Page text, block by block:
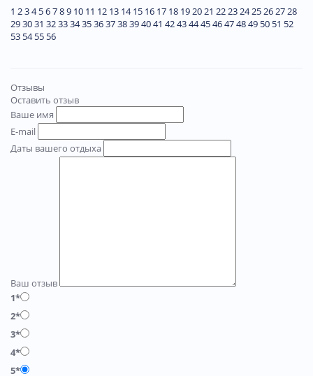
1 234 56789 10 11 12 13 14 15 16 17 18 19 20 21 22 23 24 25 26 27 28
293031 32333435363738394041 4243444546474849 50 51 52
53 54 55 56
Отзывы
Оставить отзыв
Ваше имя
E-mail
Даты вашего отдыха
Ваш отзыв
1*
2*
3*
4*
5*